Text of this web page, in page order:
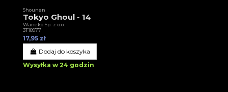
Shounen
Tokyo Ghoul - 14
Waneko Sp. z o.o.
3T18977
17,95 zł
Dodaj do koszyka
Wysyłka w 24 godzin